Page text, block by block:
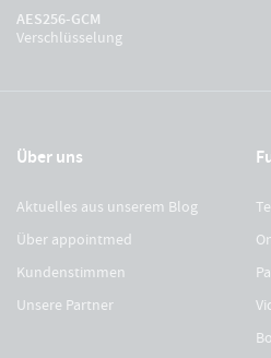
AES256-GCM
Verschlüsselung
Über uns
Aktuelles aus unserem Blog
Über appointmed
Kundenstimmen
Unsere Partner